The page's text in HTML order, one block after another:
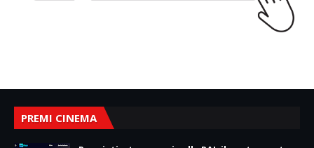
PREMI CINEMA